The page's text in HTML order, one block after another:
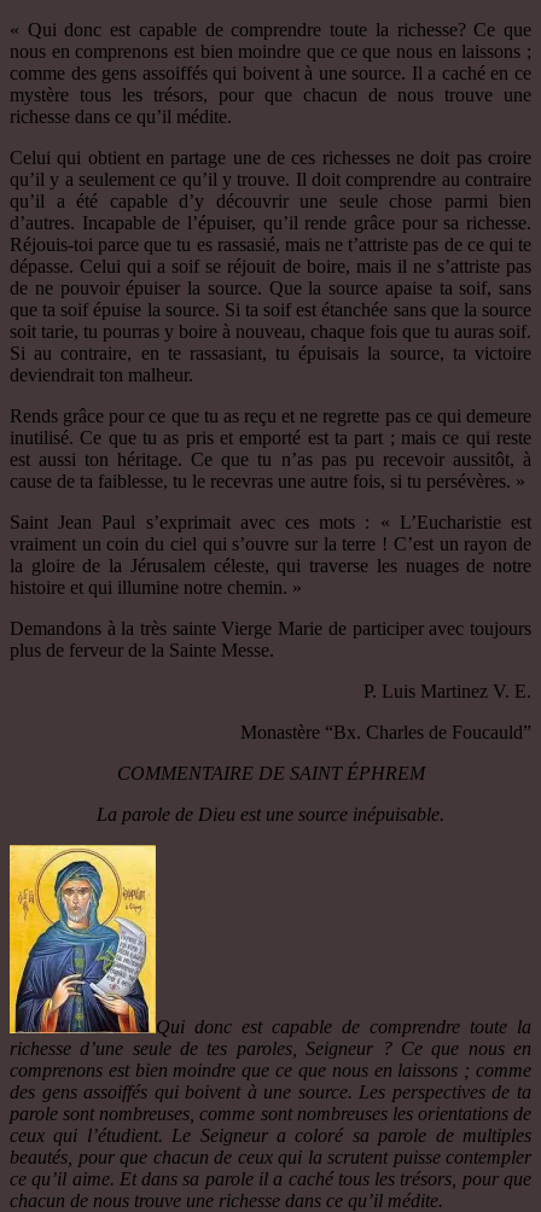
« Qui donc est capable de comprendre toute la richesse? Ce que
nous en comprenons est bien moindre que ce que nous en laissons ;
comme des gens assoiffés qui boivent à une source. Il a caché en ce
mystère tous les trésors, pour que chacun de nous trouve une
richesse dans ce qu’il médite.
Celui qui obtient en partage une de ces richesses ne doit pas croire
qu’il y a seulement ce qu’il y trouve. Il doit comprendre au contraire
qu’il a été capable d’y découvrir une seule chose parmi bien
d’autres. Incapable de l’épuiser, qu’il rende grâce pour sa richesse.
Réjouis-toi parce que tu es rassasié, mais ne t’attriste pas de ce qui te
dépasse. Celui qui a soif se réjouit de boire, mais il ne s’attriste pas
de ne pouvoir épuiser la source. Que la source apaise ta soif, sans
que ta soif épuise la source. Si ta soif est étanchée sans que la source
soit tarie, tu pourras y boire à nouveau, chaque fois que tu auras soif.
Si au contraire, en te rassasiant, tu épuisais la source, ta victoire
deviendrait ton malheur.
Rends grâce pour ce que tu as reçu et ne regrette pas ce qui demeure
inutilisé. Ce que tu as pris et emporté est ta part ; mais ce qui reste
est aussi ton héritage. Ce que tu n’as pas pu recevoir aussitôt, à
cause de ta faiblesse, tu le recevras une autre fois, si tu persévères. »
Saint Jean Paul s’exprimait avec ces mots : « L’Eucharistie est
vraiment un coin du ciel qui s’ouvre sur la terre ! C’est un rayon de
la gloire de la Jérusalem céleste, qui traverse les nuages de notre
histoire et qui illumine notre chemin. »
Demandons à la très sainte Vierge Marie de participer avec toujours
plus de ferveur de la Sainte Messe.
P. Luis Martinez V. E.
Monastère “Bx. Charles de Foucauld”
COMMENTAIRE DE SAINT ÉPHREM
La parole de Dieu est une source inépuisable.
Qui donc est capable de comprendre toute la
richesse d’une seule de tes paroles, Seigneur ? Ce que nous en
comprenons est bien moindre que ce que nous en laissons ; comme
des gens assoiffés qui boivent à une source. Les perspectives de ta
parole sont nombreuses, comme sont nombreuses les orientations de
ceux qui l’étudient. Le Seigneur a coloré sa parole de multiples
beautés, pour que chacun de ceux qui la scrutent puisse contempler
ce qu’il aime. Et dans sa parole il a caché tous les trésors, pour que
chacun de nous trouve une richesse dans ce qu’il médite.